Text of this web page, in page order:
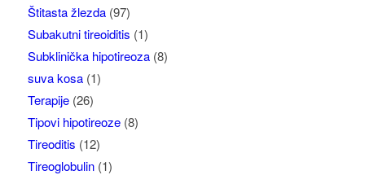
Štitasta žlezda(97)
Subakutni tireoiditis (1)
Subklinička hipotireoza(8)
suva kosa(1)
Terapije(26)
Tipovi hipotireoze(8)
Tireoditis (12)
Tireoglobulin(1)